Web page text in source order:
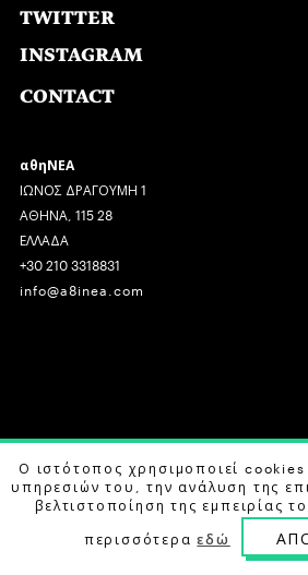
TWITTER
INSTAGRAM
CONTACT
αθηΝΕΑ
ΙΩΝΟΣ ΔΡΑΓΟΥΜΗ 1
ΑΘΗΝΑ, 115 28
ΕΛΛΑΔΑ
+30 210 3318831
info@a8inea.com
COPYRIGHT © 2026 αθηΝΕΑ, ALL
DESIGN BY G DESIGN STUDIO.
Ο ιστότοπος χρησιμοποιεί
υπηρεσιών του, την ανάλυση της
βελτιστοποίηση της εμπειρίας
περισσότεραεδώ